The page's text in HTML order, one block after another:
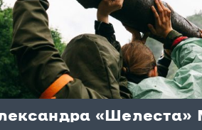
«Шелеста»